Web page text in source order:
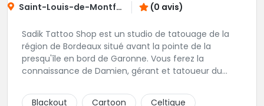
Saint-Louis-de-Montferrand (0 avis)
Sadik Tattoo Shop est un studio de tatouage de la
région de Bordeaux situé avant la pointe de la
presqu'île en bord de Garonne. Vous ferez la
connaissance de Damien, gérant et tatoueur du
Blackout
Cartoon
Celtique